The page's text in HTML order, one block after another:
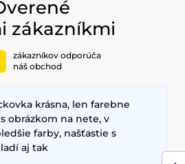
zákazníkmi
zákazníkov odporúča
náš obchod
krásna, len farebne
obrázkom na nete, v
farby, našťastie s
aj tak